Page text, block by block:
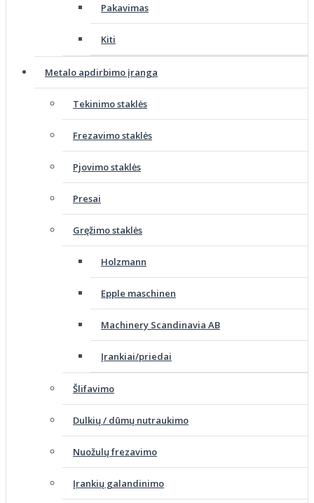
Pakavimas
Kiti
Metalo apdirbimo įranga
Tekinimo staklės
Frezavimo staklės
Pjovimo staklės
Presai
Gręžimo staklės
Holzmann
Epple maschinen
Machinery Scandinavia AB
Įrankiai/priedai
Šlifavimo
Dulkių / dūmų nutraukimo
Nuožulų frezavimo
Įrankių galandinimo